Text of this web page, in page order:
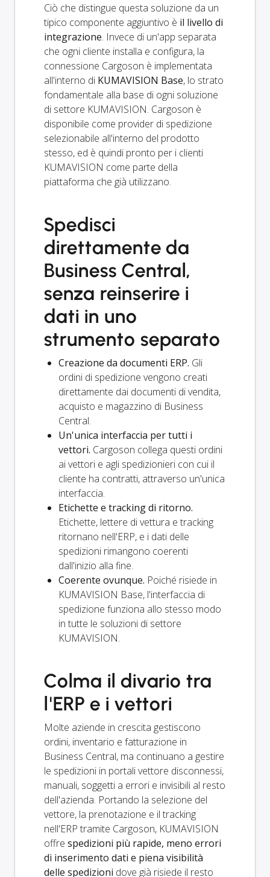
Ciò che distingue questa soluzione da un
tipico componente aggiuntivo è il livello di
integrazione. Invece di un'app separata
che ogni cliente installa e configura, la
connessione Cargoson è implementata
all'interno di KUMAVISION Base, lo strato
fondamentale alla base di ogni soluzione
di settore KUMAVISION. Cargoson è
disponibile come provider di spedizione
selezionabile all'interno del prodotto
stesso, ed è quindi pronto per i clienti
KUMAVISION come parte della
piattaforma che già utilizzano.
Spedisci
direttamente da
Business Central,
senza reinserire i
dati in uno
strumento separato
Creazione da documenti ERP. Gli
ordini di spedizione vengono creati
direttamente dai documenti di vendita,
acquisto e magazzino di Business
Central.
Un'unica interfaccia per tutti i
vettori. Cargoson collega questi ordini
ai vettori e agli spedizionieri con cui il
cliente ha contratti, attraverso un'unica
interfaccia.
Etichette e tracking di ritorno.
Etichette, lettere di vettura e tracking
ritornano nell'ERP, e i dati delle
spedizioni rimangono coerenti
dall'inizio alla fine.
Coerente ovunque. Poiché risiede in
KUMAVISION Base, l'interfaccia di
spedizione funziona allo stesso modo
in tutte le soluzioni di settore
KUMAVISION.
Colma il divario tra
l'ERP e i vettori
Molte aziende in crescita gestiscono
ordini, inventario e fatturazione in
Business Central, ma continuano a gestire
le spedizioni in portali vettore disconnessi,
manuali, soggetti a errori e invisibili al resto
dell'azienda. Portando la selezione del
vettore, la prenotazione e il tracking
nell'ERP tramite Cargoson, KUMAVISION
offre spedizioni più rapide, meno errori
di inserimento dati e piena visibilità
delle spedizioni dove già risiede il resto